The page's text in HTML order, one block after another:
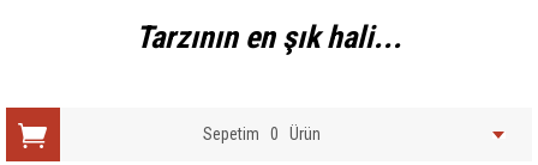
Tarzının en şık hali...
Sepetim 0 Ürün